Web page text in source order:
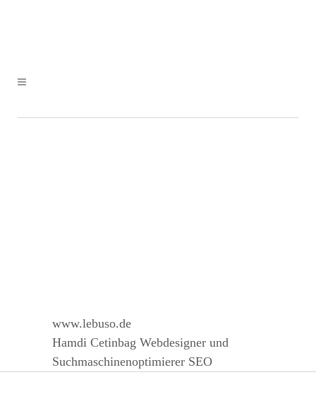
www.lebuso.de
Hamdi Cetinbag Webdesigner und
Suchmaschinenoptimierer SEO